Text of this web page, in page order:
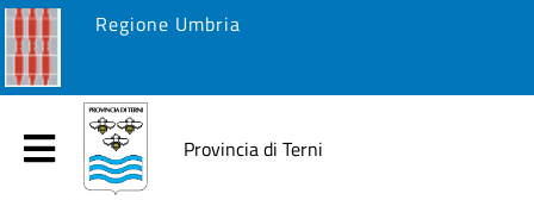
Regione Umbria
Provincia di Terni